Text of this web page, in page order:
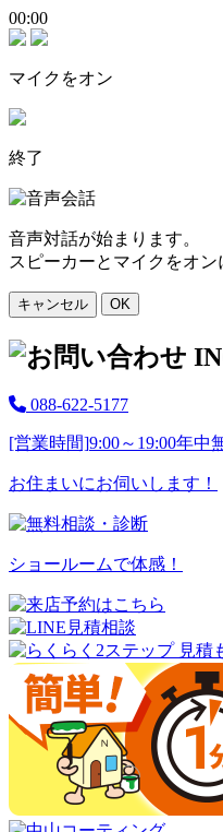
00:00
マイクをオン
終了
音声対話が始まります。
スピーカーとマイクをオン
キャンセル OK
088-622-5177
[営業時間]9:00～19:00年中
お住まいにお伺いします！
ショールームで体感！